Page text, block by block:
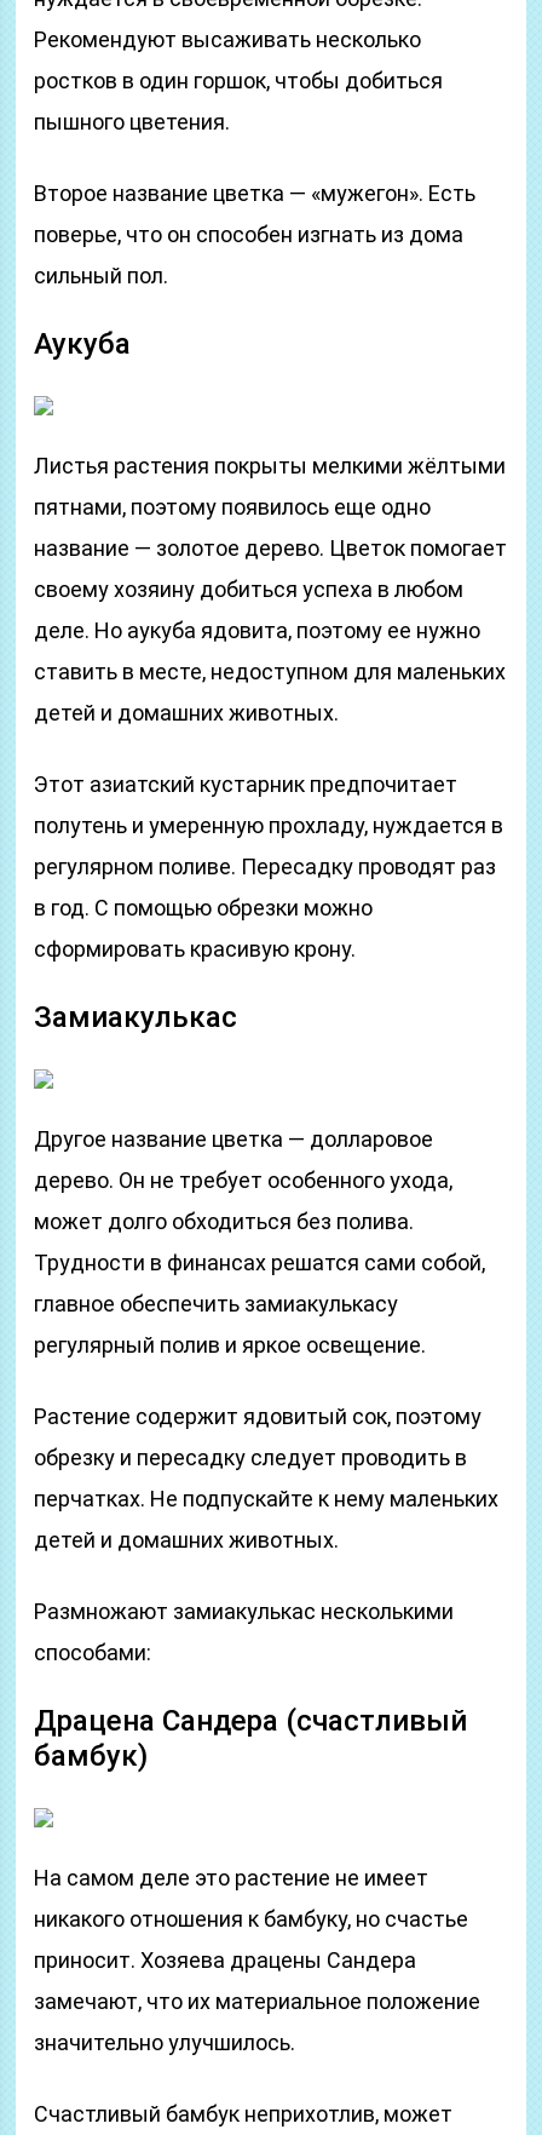
Рекомендуют высаживать несколько
ростков в один горшок, чтобы добиться
пышного цветения.
Второе название цветка — «мужегон». Есть
поверье, что он способен изгнать из дома
сильный пол.
Аукуба
Листья растения покрыты мелкими жёлтыми
пятнами, поэтому появилось еще одно
название — золотое дерево. Цветок помогает
своему хозяину добиться успеха в любом
деле. Но аукуба ядовита, поэтому ее нужно
ставить в месте, недоступном для маленьких
детей и домашних животных.
Этот азиатский кустарник предпочитает
полутень и умеренную прохладу, нуждается в
регулярном поливе. Пересадку проводят раз
в год. С помощью обрезки можно
сформировать красивую крону.
Замиакулькас
Другое название цветка — долларовое
дерево. Он не требует особенного ухода,
может долго обходиться без полива.
Трудности в финансах решатся сами собой,
главное обеспечить замиакулькасу
регулярный полив и яркое освещение.
Растение содержит ядовитый сок, поэтому
обрезку и пересадку следует проводить в
перчатках. Не подпускайте к нему маленьких
детей и домашних животных.
Размножают замиакулькас несколькими
способами:
Драцена Сандера (счастливый
бамбук)
На самом деле это растение не имеет
никакого отношения к бамбуку, но счастье
приносит. Хозяева драцены Сандера
замечают, что их материальное положение
значительно улучшилось.
Счастливый бамбук неприхотлив, может